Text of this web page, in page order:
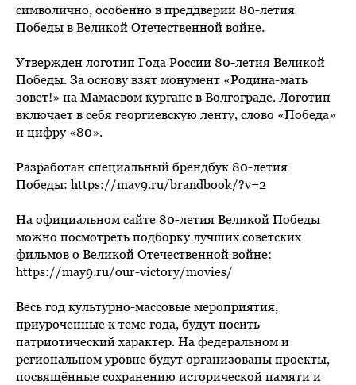
символично, особенно в преддверии 80-летия
Победы в Великой Отечественной войне.
Утвержден логотип Года России 80-летия Великой
Победы. За основу взят монумент «Родина-мать
зовет!» на Мамаевом кургане в Волгограде. Логотип
включает в себя георгиевскую ленту, слово «Победа»
и цифру «80».
Разработан специальный брендбук 80-летия
Победы: https://may9.ru/brandbook/?v=2
На официальном сайте 80-летия Великой Победы
можно посмотреть подборку лучших советских
фильмов о Великой Отечественной войне:
https://may9.ru/our-victory/movies/
Весь год культурно-массовые мероприятия,
приуроченные к теме года, будут носить
патриотический характер. На федеральном и
региональном уровне будут организованы проекты,
посвящённые сохранению исторической памяти и